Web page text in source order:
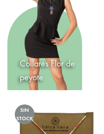
Collares Flor de
peyote
SIN
STOCK